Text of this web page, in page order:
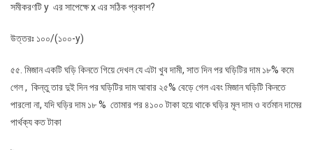
সমীকরণটি y এর সাপেক্ষে x এর সঠিক প্রকাশ?
উত্তরঃ ১০০/(১০০-y)
৫৫. মিজান একটি ঘড়ি কিনতে গিয়ে দেখল যে এটা খুব দামী, সাত দিন পর ঘড়িটির দাম ১৮% কমে
গেল , কিন্তু তার দুই দিন পর ঘড়িটির দাম আবার ২৫% বেড়ে গেল এবং মিজান ঘড়িটি কিনতে
পারলো না, যদি ঘড়ির দাম ১৮ % তোমার পর ৪১০০ টাকা হয়ে থাকে ঘড়ির মূল দাম ও বর্তমান দামের
পার্থক্য কত টাকা